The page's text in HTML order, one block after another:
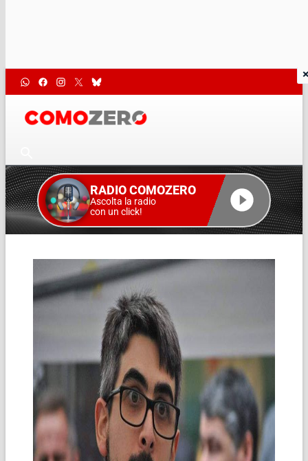
RADIO COMOZERO
Ascolta la radio
con un click!